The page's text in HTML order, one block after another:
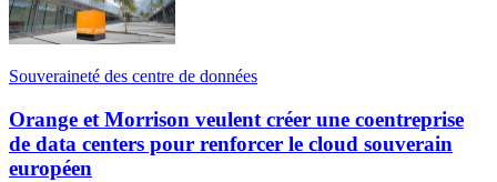
Souveraineté des centre de données
Orange et Morrison veulent créer une coentreprise
de data centers pour renforcer le cloud souverain
européen